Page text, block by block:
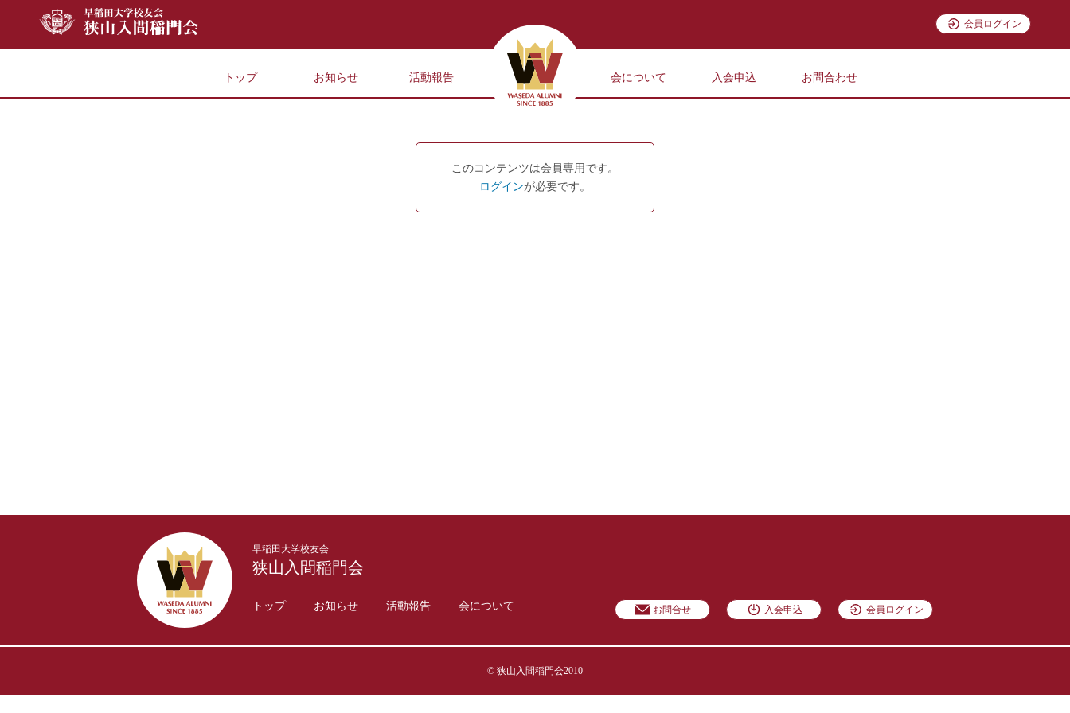
会員ログイン
トップ お知らせ 活動報告 会について 入会申込 お問合わせ
このコンテンツは会員専用です。
ログインが必要です。
早稲田大学校友会
狭山入間稲門会
トップ お知らせ 活動報告 会について お問合せ 入会申込 会員ログイン
© 狭山入間稲門会2010